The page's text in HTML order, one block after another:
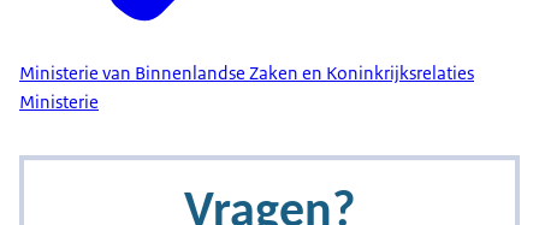
Ministerie van Binnenlandse Zaken en Koninkrijksrelaties
Ministerie